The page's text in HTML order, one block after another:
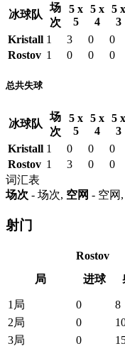
冰球队
场
次
5 x
5
5 x
4
5 x
3
Kristall 1 3 0 0
Rostov 1 0 0 0
总共失球
冰球队
场
次
5 x
5
5 x
4
5 x
3
Kristall 1 0 0 0
Rostov 1 3 0 0
词汇表
场次 - 场次, 空网 - 空网,
射门
Rostov
局
进球
1局
0 8
2局
0
3局
0